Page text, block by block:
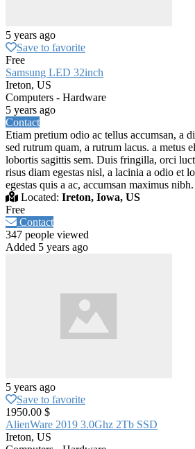
5 years ago
Save to favorite
Free
Samsung LED 32inch
Ireton, US
Computers - Hardware
5 years ago
Contact
Etiam pretium odio ac tellus accumsan, a
sed rutrum quam, a rutrum lacus. a metus
lobortis sagittis sem. Duis fringilla, orci
risus diam egestas nisl, a lacinia a odio et
egestas quis a ac, accumsan maximus
Located: Ireton, Iowa, US
Free
Contact
347 people viewed
Added 5 years ago
5 years ago
Save to favorite
1950.00 $
AlienWare 2019 3.0Ghz 2Tb SSD
Ireton, US